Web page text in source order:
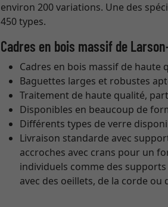
environ 200 variations. Une des
450 types.
Cadres en bois massif de
Cadres en bois massif de
Baguettes larges et robustes
Traitement de haute qualité,
Disponibles en beaucoup de
Différents types de verre
Livraison standarde avec
accroches avec crans pour un
individuels comme des
avec des oeillets, de la corde